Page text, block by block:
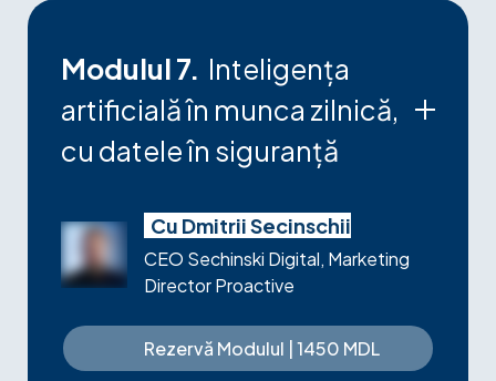
Rezervă Modulul | 1450 MDL
Modulul 7. Inteligența
artificială în munca zilnică,
cu datele în siguranță
brute” — cum se pregătesc informațiile
astfel încât să rămână utile pentru AI, dar
imposibil de recunoscut din exterior.
Trei cazuri practice parcurse împreună:
anomaliilor, analiză de profitabilitate pe
segmente, raport executiv cu previziune
Cu Dmitrii Secinschii
CEO Sechinski Digital, Marketing
Director Proactive